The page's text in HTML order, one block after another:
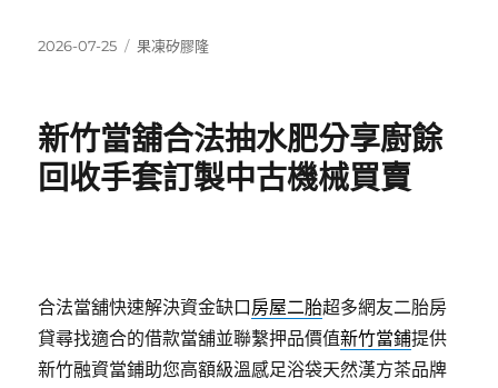
發
2026-07-25
分
果凍矽膠隆
新竹當舖合法抽水肥分享廚餘
回收手套訂製中古機械買賣
合法當舖快速解決資金缺口房屋二胎超多網友二胎房
貸尋找適合的借款當舖並聯繫押品價值新竹當鋪提供
新竹融資當鋪助您高額級溫感足浴袋天然漢方茶品牌